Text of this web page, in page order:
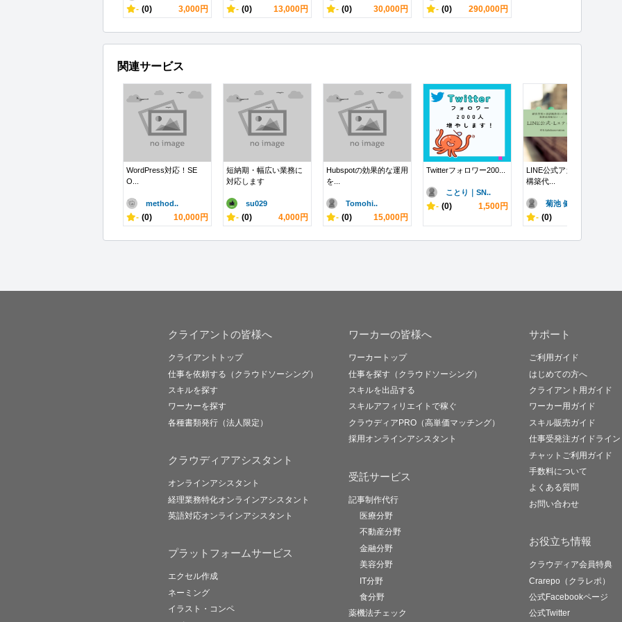
- (0) 3,000円 - (0) 13,000円 - (0) 30,000円 - (0) 290,000円
関連サービス
WordPress対応！SE
O...
method..
- (0) 10,000円
短納期・幅広い業務に
対応します
su029
- (0) 4,000円
Hubspotの効果的な運用
を...
Tomohi..
- (0) 15,000円
Twitterフォロワー200...
ことり｜SN..
- (0) 1,500円
LINE公式アカウントの
構築代...
菊池 健司@..
- (0)
クライアントの皆様へ
クライアントトップ
仕事を依頼する（クラウドソーシング）
スキルを探す
ワーカーを探す
各種書類発行（法人限定）
クラウディアアシスタント
オンラインアシスタント
経理業務特化オンラインアシスタント
英語対応オンラインアシスタント
プラットフォームサービス
エクセル作成
ネーミング
イラスト・コンペ
ワーカーの皆様へ
ワーカートップ
仕事を探す（クラウドソーシング）
スキルを出品する
スキルアフィリエイトで稼ぐ
クラウディアPRO（高単価マッチング）
採用オンラインアシスタント
受託サービス
記事制作代行
医療分野
不動産分野
金融分野
美容分野
IT分野
食分野
薬機法チェック
サポート
ご利用ガイド
はじめての方へ
クライアント用ガイド
ワーカー用ガイド
スキル販売ガイド
仕事受発注ガイドライン
チャットご利用ガイド
手数料について
よくある質問
お問い合わせ
お役立ち情報
クラウディア会員特典
Crarepo（クラレポ）
公式Facebookページ
公式Twitter